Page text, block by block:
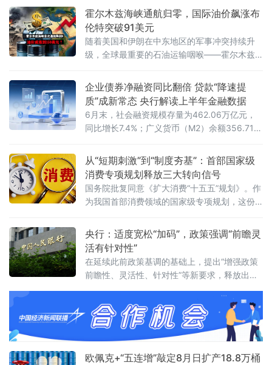
霍尔木兹海峡通航归零，国际油价飙涨布
伦特突破91美元
随着美国和伊朗在中东地区的军事冲突持续升
级，全球最重要的石油运输咽喉——霍尔木兹
期货19日在开始新一周交易后价格显著上涨，
布伦特原油期货价格突破每桶90美元关口。截
至美东时间19日18时15分，纽约商品交易所8
月交货的轻质原油期货价格最高升至每桶85.17
美元，上涨2.68美元，涨幅为3.25%；9月交货
企业债券净融资同比翻倍 贷款“降速提
质”成新常态 央行解读上半年金融数据
6月末，社会融资规模存量为462.06万亿元，
同比增长7.4%；广义货币（M2）余额356.71万
亿元，同比增长5.2%。上半年，社会融资规模
增量累计为20.84万亿元，人民币贷款增加
10.72万亿元。同日，国务院新闻办公室举行新
闻发布会，中国人民银行新闻发
从“短期刺激”到“制度夯基”：首部国家级
消费专项规划释放三大转向信号
国务院批复同意《扩大消费“十五五”规划》。作
为我国首部消费领域的国家级专项规划，这份
亿元左右的目标，围绕6个方面部署了28条重点
任务举措，勾勒出一幅“扩量”与“提质”并行的消
费高质量发展蓝图。多位专家指出，规划的深
层意义在于促消费逻辑正发生系统性转变——
从“刺激”转向“夯基”，从“补缺”
央行：适度宽松“加码”，政策强调“前瞻灵
活有针对性”
在延续此前政策基调的基础上，提出“增强政策
前瞻性、灵活性、针对性”等新要求，释放出宏
外挑战 明确政策总基调会议认为，今年以来宏
欧佩克+“五连增”敲定8月日扩产18.8万桶